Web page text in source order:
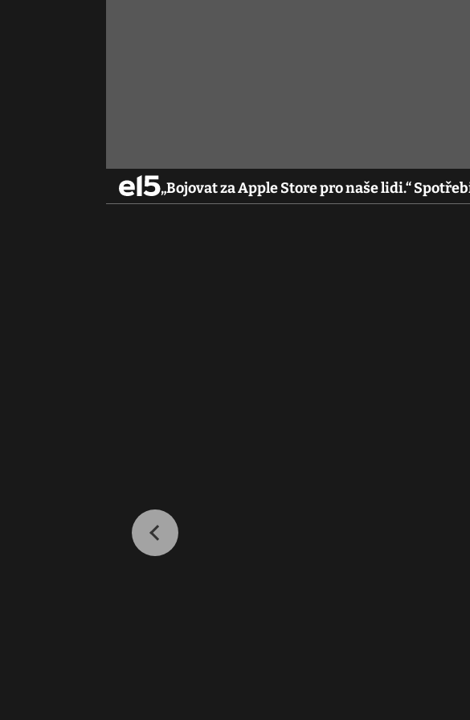
„Bojovat za Apple Store pro naše lidi.“